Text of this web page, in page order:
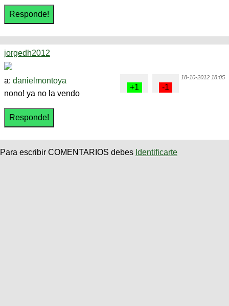
jorgedh2012
18-10-2012 18:05
a: danielmontoya
nono! ya no la vendo
Para escribir COMENTARIOS debes Identificarte